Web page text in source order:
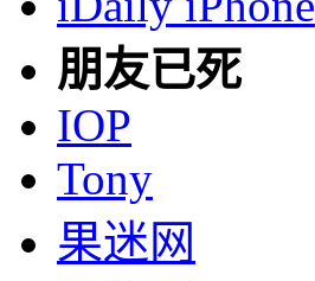
朋友已死
IOP
Tony
果迷网